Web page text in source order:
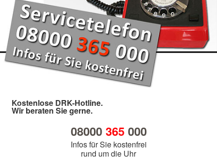
Kostenlose DRK-Hotline.
Wir beraten Sie gerne.
08000 365000
Infos für Sie kostenfrei
rund um die Uhr